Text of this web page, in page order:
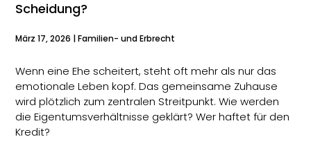
Scheidung?
März 17, 2026 |Familien- und Erbrecht
Wenn eine Ehe scheitert, steht oft mehr als nur das
emotionale Leben kopf. Das gemeinsame Zuhause
wird plötzlich zum zentralen Streitpunkt. Wie werden
die Eigentumsverhältnisse geklärt? Wer haftet für den
Kredit?